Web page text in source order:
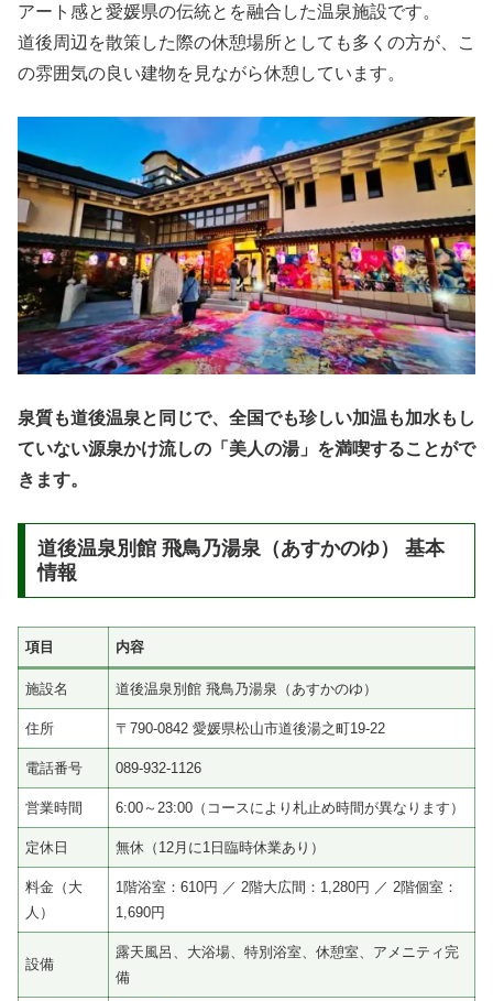
アート感と愛媛県の伝統とを融合した温泉施設です。
道後周辺を散策した際の休憩場所としても多くの方が、こ
の雰囲気の良い建物を見ながら休憩しています。
泉質も道後温泉と同じで、全国でも珍しい加温も加水もし
ていない源泉かけ流しの「美人の湯」を満喫することがで
きます。
道後温泉別館 飛鳥乃湯泉（あすかのゆ） 基本
情報
項目 内容
施設名 道後温泉別館 飛鳥乃湯泉（あすかのゆ）
住所 〒790-0842 愛媛県松山市道後湯之町19-22
電話番号 089-932-1126
営業時間 6:00～23:00（コースにより札止め時間が異なります）
定休日 無休（12月に1日臨時休業あり）
料金（大
人）
1階浴室：610円 ／ 2階大広間：1,280円 ／ 2階個室：
1,690円
設備
露天風呂、大浴場、特別浴室、休憩室、アメニティ完
備